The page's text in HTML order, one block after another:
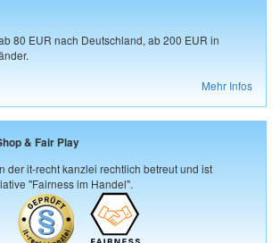
80 EUR nach Deutschland, ab 200 EUR in
Mehr Infos
& Fair Play
der it-recht kanzlei rechtlich betreut und ist
"Fairness im Handel".